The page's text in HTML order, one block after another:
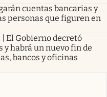
cuentas bancarias y
personas que figuren en
El Gobierno decretó
habrá un nuevo fin de
bancos y oficinas